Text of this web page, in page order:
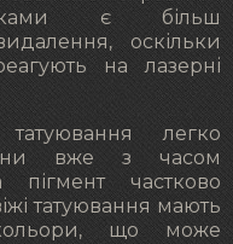
є більш
оскільки
на лазерні
легко
вже з часом
пігмент частково
татуювання мають
що може